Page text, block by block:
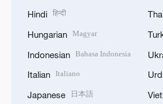
Hindi हिन्दी
Hungarian Magyar
Indonesian Bahasa Indonesia
Italian Italiano
Japanese 日本語